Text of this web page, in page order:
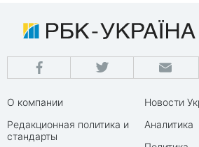
О компании
Редакционная политика и
стандарты
Новости
Аналитика